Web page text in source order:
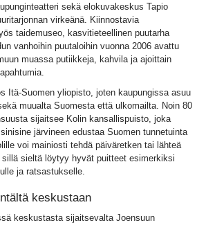
sekä elokuvakeskus Tapio
virkeänä. Kiinnostavia
taidemuseo, kasvitieteellinen puutarha
vanhoihin puutaloihin vuonna 2006 avattu
muassa putiikkeja, kahvila ja ajoittain
Itä-Suomen yliopisto, joten kaupungissa asuu
muualta Suomesta että ulkomailta. Noin 80
sijaitsee Kolin kansallispuisto, joka
järvineen edustaa Suomen tunnetuinta
voi mainiosti tehdä päiväretken tai lähteä
sieltä löytyy hyvät puitteet esimerkiksi
ja ratsastukselle.
keskustaan
keskustasta sijaitsevalta Joensuun